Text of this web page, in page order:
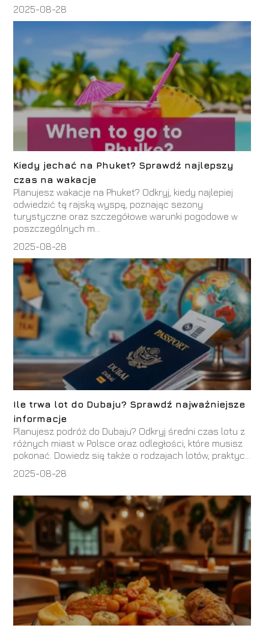
2025-08-28
Kiedy jechać na Phuket? Sprawdź najlepszy
czas na wakacje
Planujesz wakacje na Phuket? Odkryj, kiedy najlepiej
odwiedzić tę rajską wyspę, poznając sezony
turystyczne oraz szczegółowe warunki pogodowe w
poszczególnych m...
2025-08-28
Ile trwa lot do Dubaju? Sprawdź najważniejsze
informacje
Planujesz podróż do Dubaju? Odkryj średni czas lotu z
różnych miast w Polsce oraz odległości, które musisz
pokonać. Dowiedz się także o rodzajach lotów, praktyc...
2025-08-28